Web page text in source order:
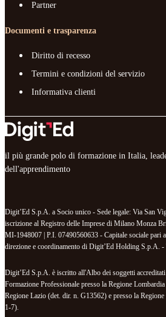
Partner
Documenti e trasparenza
Diritto di recesso
Termini e condizioni del servizio
Informativa clienti
il più grande polo di formazione in Italia,
dell'apprendimento
Digit’Ed S.p.A. a Socio unico - Sede legale: Via San
iscrizione al Registro delle Imprese di Milano Monza
MI-1948007 | P.I. 07490560633 - Capitale sociale pari
direzione e coordinamento di Digit’Ed Holding S.p.A.
Digit’Ed S.p.A. è iscritto all'Albo dei soggetti
Formazione Professionale presso la Regione
Regione Lazio (det. dir. n. G13562) e presso la
1-7).